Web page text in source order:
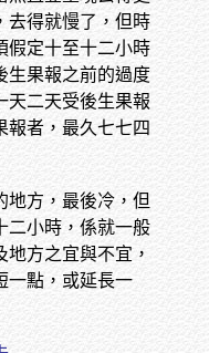
去得就慢了，但時
假定十至十二小時
生果報之前的過度
天二天受後生果報
報者，最久七七四
地方，最後冷，但
二小時，係就一般
方之宜與不宜，
一點，或延長一